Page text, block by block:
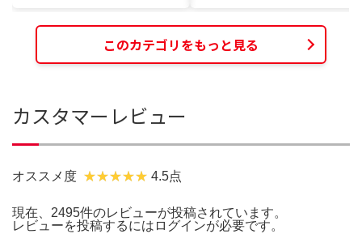
このカテゴリをもっと見る
カスタマーレビュー
オススメ度 4.5点
現在、2495件のレビューが投稿されています。
レビューを投稿するには ログインが必要です。